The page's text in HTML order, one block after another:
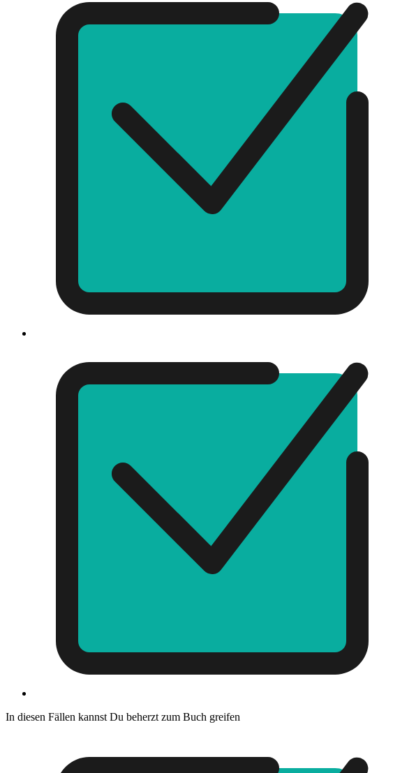
In diesen Fällen kannst Du beherzt zum Buch greifen